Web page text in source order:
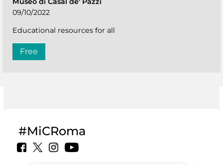
09/10/2022
Educational resources for all
Free
#MiCRoma